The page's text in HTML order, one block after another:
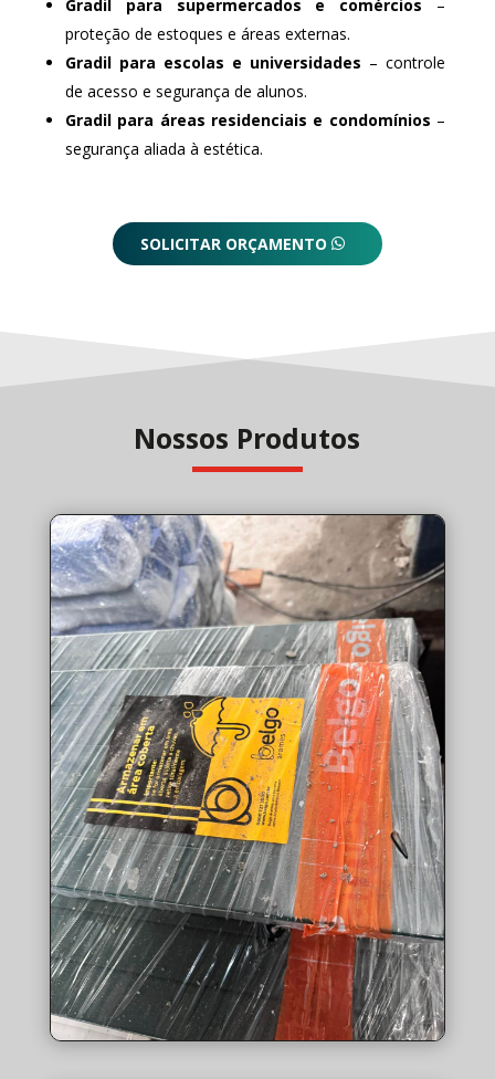
Gradil para supermercados e comércios –
proteção de estoques e áreas externas.
Gradil para escolas e universidades – controle
de acesso e segurança de alunos.
Gradil para áreas residenciais e condomínios –
segurança aliada à estética.
SOLICITAR ORÇAMENTO
Nossos Produtos